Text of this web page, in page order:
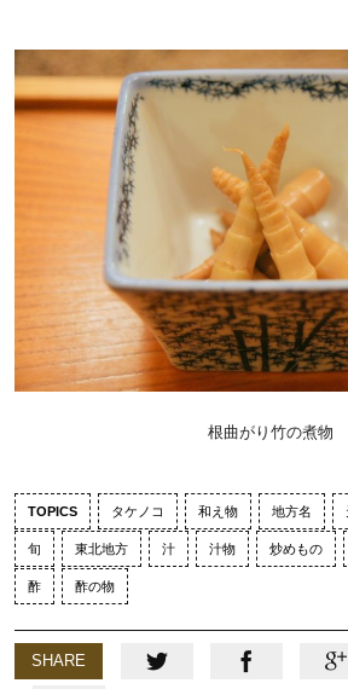
根曲がり竹の煮物
TOPICS タケノコ 和え物 地方名
旬 東北地方 汁 汁物 炒めもの
酢 酢の物
SHARE